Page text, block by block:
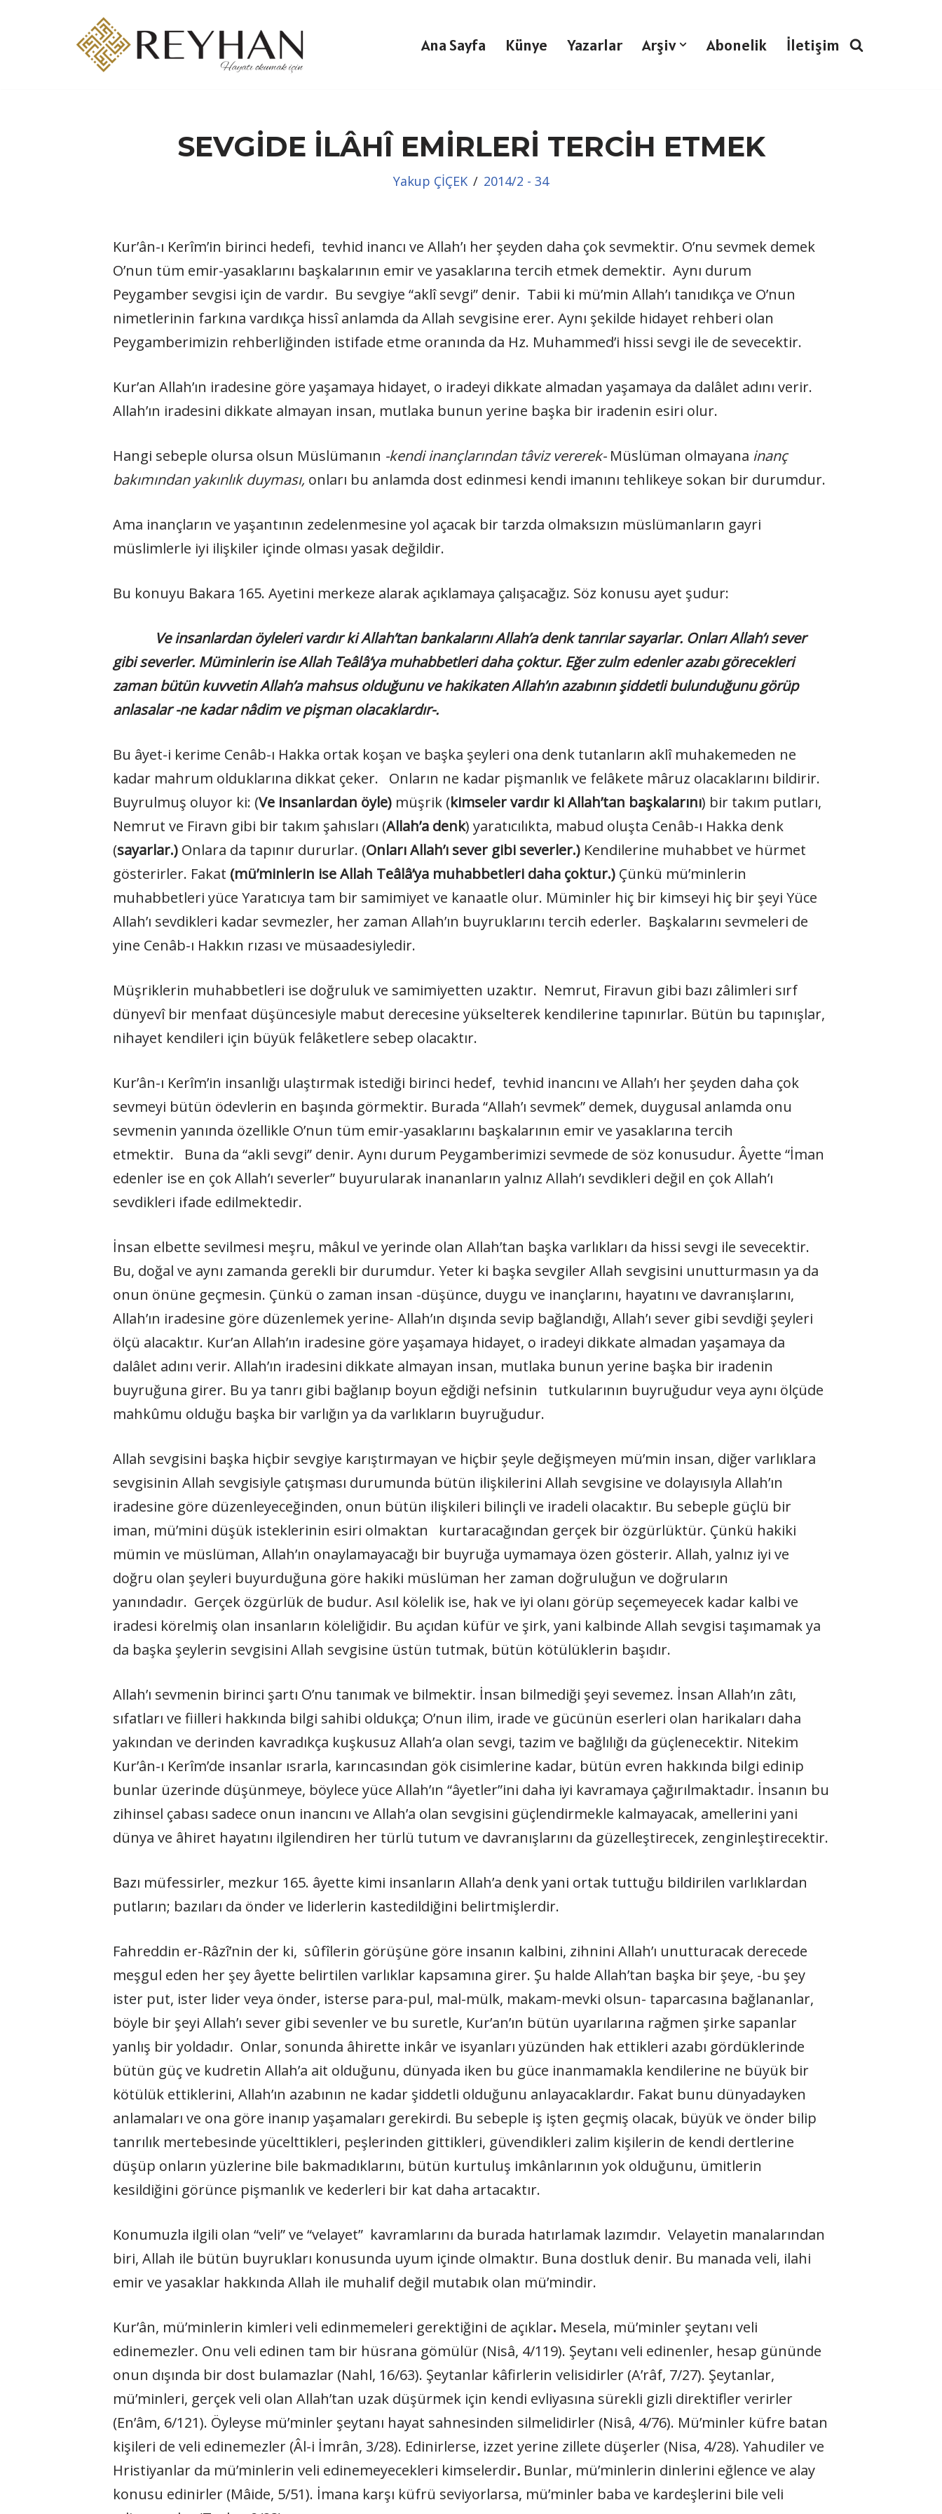
Ana Sayfa Künye Yazarlar Arşiv Abonelik İletişim
SEVGİDE İLÂHÎ EMİRLERİ TERCİH ETMEK
Yakup ÇİÇEK 2014/2 - 34
Kur’ân-ı Kerîm’in birinci hedefi, tevhid inancı ve Allah’ı her şeyden daha çok sevmektir. O’nu sevmek demek
O’nun tüm emir-yasaklarını başkalarının emir ve yasaklarına tercih etmek demektir. Aynı durum
Peygamber sevgisi için de vardır. Bu sevgiye “aklî sevgi” denir. Tabii ki mü’min Allah’ı tanıdıkça ve O’nun
nimetlerinin farkına vardıkça hissî anlamda da Allah sevgisine erer. Aynı şekilde hidayet rehberi olan
Peygamberimizin rehberliğinden istifade etme oranında da Hz. Muhammed’i hissi sevgi ile de sevecektir.
Kur’an Allah’ın iradesine göre yaşamaya hidayet, o iradeyi dikkate almadan yaşa­maya da dalâlet adını verir.
Allah’ın iradesini dikkate almayan insan, mutlaka bu­nun yerine başka bir iradenin esiri olur.
Hangi sebeple olursa olsun Müslümanın -kendi inançlarından tâviz vere­rek- Müslüman olmayana inanç
bakımından yakınlık duyması, onları bu anlamda dost edinmesi kendi imanını tehlikeye sokan bir durumdur.
Ama inançların ve yaşantının zedelenmesine yol açacak bir tarzda olmaksızın müslümanların gayri
müslimlerle iyi ilişkiler içinde olması yasak değildir.
Bu konuyu Bakara 165. Ayetini merkeze alarak açıklamaya çalışacağız. Söz konusu ayet şudur:
Ve insanlardan öyleleri vardır ki Allah’tan bankalarını Allah’a denk tanrılar sayarlar. Onları Allah’ı sever
gibi severler. Müminlerin ise Allah Teâlâ’ya muhabbetleri daha çoktur. Eğer zulm edenler azabı görecekleri
zaman bütün kuvvetin Allah’a mahsus olduğunu ve hakikaten Allah’ın azabının şiddetli bulunduğunu görüp
anlasalar -ne kadar nâdim ve pişman olacaklardır-.
Bu âyet-i kerime Cenâb-ı Hakka ortak koşan ve başka şeyleri ona denk tutanların aklî muhakemeden ne
kadar mahrum olduklarına dikkat çeker. Onların ne kadar pişmanlık ve felâkete mâruz olacaklarını bildirir.
Buyrulmuş oluyor ki: (Ve insanlardan öyle)müşrik (kimseler vardır ki Allah’tan başkalarını) bir takım putları,
Nemrut ve Firavn gibi bir takım şahısları (Allah’a denk) yaratıcılıkta, mabud oluşta Cenâb-ı Hakka denk
(sayarlar.)Onlara da tapınır dururlar. (Onları Allah’ı sever gibi severler.)Kendilerine muhabbet ve hürmet
gösterirler. Fakat (mü’minlerin ise Allah Teâlâ’ya muhabbetleri daha çoktur.)Çünkü mü’minlerin
muhabbetleri yüce Yaratıcıya tam bir samimiyet ve kanaatle olur. Müminler hiç bir kimseyi hiç bir şeyi Yüce
Allah’ı sevdikleri kadar sevmezler, her zaman Allah’ın buyruklarını tercih ederler. Başkalarını sevmeleri de
yine Cenâb-ı Hakkın rızası ve müsaadesiyledir.
Müşriklerin muhabbetleri ise doğruluk ve samimiyetten uzaktır. Nemrut, Firavun gibi bazı zâlimleri sırf
dünyevî bir menfaat düşüncesiyle mabut derecesine yükselterek kendilerine tapınırlar. Bütün bu tapınışlar,
nihayet kendileri için büyük felâketlere sebep olacaktır.
Kur’ân-ı Kerîm’in insanlığı ulaştırmak istediği birinci hedef, tevhid inancını ve Allah’ı her şeyden daha çok
sevmeyi bü­tün ödevlerin en başında görmektir. Burada “Allah’ı sevmek” demek, duygusal anlamda onu
sevmenin yanında özellikle O’nun tüm emir-yasaklarını başkalarının emir ve yasaklarına tercih
etmektir. Buna da “akli sevgi” denir. Aynı durum Peygamberimizi sevmede de söz konusudur. Âyette “İman
edenler ise en çok Allah’ı se­verler” buyurularak inananların yalnız Allah’ı sevdikleri değil en çok Allah’ı
sevdikleri ifade edilmektedir.
İnsan elbette sevilmesi meşru, mâkul ve yerinde olan Al­lah’tan başka varlıkları da hissi sevgi ile sevecektir.
Bu, doğal ve aynı zamanda gerekli bir durumdur. Yeter ki başka sevgiler Allah sevgisini unut­turmasın ya da
onun önüne geçmesin. Çünkü o zaman insan -düşünce, duygu ve inançlarını, hayatını ve davranışlarını,
Allah’ın iradesine göre düzenlemek yerine- Allah’ın dışında sevip bağlandığı, Allah’ı sever gibi sevdiği şeyleri
ölçü alacaktır. Kur’an Allah’ın iradesine göre yaşamaya hidayet, o iradeyi dikkate almadan yaşa­maya da
dalâlet adını verir. Allah’ın iradesini dikkate almayan insan, mutlaka bu­nun yerine başka bir iradenin
buyruğuna girer. Bu ya tanrı gibi bağlanıp boyun eğ­diği nefsinin tutkularının buyruğudur veya aynı ölçüde
mahkûmu olduğu başka bir varlığın ya da varlıkların buyruğudur.
Allah sevgisini başka hiçbir sevgiye karıştırmayan ve hiçbir şeyle değişmeyen mü’min insan, diğer varlıklara
sevgisinin Allah sevgisiyle çatışması durumunda bütün ilişkilerini Allah sevgisine ve dolayısıyla Allah’ın
iradesine göre düzenleyeceğinden, onun bütün ilişkileri bilinçli ve irade­li olacaktır. Bu sebeple güçlü bir
iman, mü’mini düşük isteklerinin esiri olmaktan kurtaracağından gerçek bir özgürlüktür. Çünkü hakiki
mümin ve müslüman, Allah’ın onaylamayacağı bir buyruğa uymamaya özen gösterir. Allah, yalnız iyi ve
doğru olan şeyleri buyurduğuna göre hakiki müslüman her za­man doğruluğun ve doğruların
yanındadır. Gerçek özgürlük de budur. Asıl kölelik ise, hak ve iyi olanı görüp seçemeyecek kadar kalbi ve
iradesi körelmiş olan in­sanların köleliğidir. Bu açıdan küfür ve şirk, yani kalbinde Allah sevgisi taşıma­mak ya
da başka şeylerin sevgisini Allah sevgisine üstün tutmak, bütün kötülükle­rin başıdır.
Allah’ı sevmenin birinci şartı O’nu tanımak ve bilmektir. İnsan bilmediği şe­yi sevemez. İnsan Allah’ın zâtı,
sıfatları ve fiilleri hakkında bilgi sahibi oldukça; O’nun ilim, irade ve gücünün eserleri olan harikaları daha
yakından ve derinden kavradıkça kuşkusuz Allah’a olan sevgi, tazim ve bağlılığı da güçlenecektir. Nite­kim
Kur’ân-ı Kerîm’de insanlar ısrarla, karıncasından gök cisimlerine kadar, bü­tün evren hakkında bilgi edinip
bunlar üzerinde düşünmeye, böylece yüce Allah’ın “âyetler”ini daha iyi kavramaya çağırılmaktadır. İnsanın bu
zihinsel çabası sadece onun inancını ve Allah’a olan sevgisini güçlendirmekle kalmayacak, amellerini yani
dünya ve âhiret hayatını ilgilendiren her türlü tutum ve davranışlarını da gü­zelleştirecek, zenginleştirecektir.
Bazı müfessirler, mezkur 165. âyette kimi insanların Allah’a denk yani ortak tuttuğu bildirilen varlıklardan
putların; bazıları da önder ve liderlerin kastedildiğini belirt­mişlerdir.
Fahreddin er-Râzî’nin der ki, sûfîlerin görüşüne göre insanın kalbini, zihnini Allah’ı unut­turacak derecede
meşgul eden her şey âyette belirtilen varlıklar kapsamına girer. Şu halde Allah’tan başka bir şeye, -bu şey
ister put, ister lider veya önder, isterse para-pul, mal-mülk, makam-mevki olsun- taparcasına bağlananlar,
böyle bir şeyi Allah’ı sever gibi sevenler ve bu suretle, Kur’an’ın bütün uyarılarına rağmen şir­ke sapanlar
yanlış bir yoldadır. Onlar, sonunda âhirette inkâr ve is­yanları yüzünden hak ettikleri azabı gördüklerinde
bütün güç ve kudretin Allah’a ait olduğunu, dünyada iken bu güce inanmamakla kendilerine ne büyük bir
kötü­lük ettiklerini, Allah’ın azabının ne kadar şiddetli olduğunu anlayacaklardır. Fakat bunu dünyadayken
anlamaları ve ona göre inanıp yaşamaları gerekirdi. Bu sebep­le iş işten geçmiş olacak, büyük ve önder bilip
tanrılık mertebesinde yücelttikleri, peşlerinden gittikleri, güvendikleri zalim kişilerin de kendi dertlerine
düşüp onların yüz­lerine bile bakmadıklarını, bütün kurtuluş imkânlarının yok olduğunu, ümitlerin
kesildiğini görünce pişmanlık ve kederleri bir kat daha artacaktır.
Konumuzla ilgili olan “veli” ve “velayet” kavramlarını da burada hatırlamak lazımdır. Velayetin manalarından
biri, Allah ile bütün buyrukları konusunda uyum içinde olmaktır. Buna dostluk denir. Bu manada veli, ilahi
emir ve yasaklar hakkında Allah ile muhalif değil mutabık olan mü’mindir.
Kur’ân, mü’minlerin kimleri veli edinmemeleri gerektiğini de açıklar. Mesela, mü’minler şeytanı veli
edinemezler. Onu veli edinen tam bir hüsrana gömülür (Nisâ, 4/119). Şeytanı veli edinenler, hesap gününde
onun dışında bir dost bulamazlar (Nahl, 16/63). Şeytanlar kâfirlerin velisidirler (A’râf, 7/27). Şeytanlar,
mü’minleri, gerçek veli olan Allah’tan uzak düşürmek için kendi evliyasına sürekli gizli direktifler verirler
(En’âm, 6/121). Öyleyse mü’minler şeytanı hayat sahnesinden silmelidirler (Nisâ, 4/76). Mü’minler küfre batan
kişileri de veli edinemezler (Âl-i İmrân, 3/28). Edinirlerse, izzet yerine zillete düşerler (Nisa, 4/28). Yahudiler ve
Hristiyanlar da mü’minlerin veli edinemeyecekleri kimselerdir. Bunlar, mü’minlerin dinlerini eğlence ve alay
konusu edinirler (Mâide, 5/51). İmana karşı küfrü seviyorlarsa, mü’minler baba ve kardeşlerini bile veli